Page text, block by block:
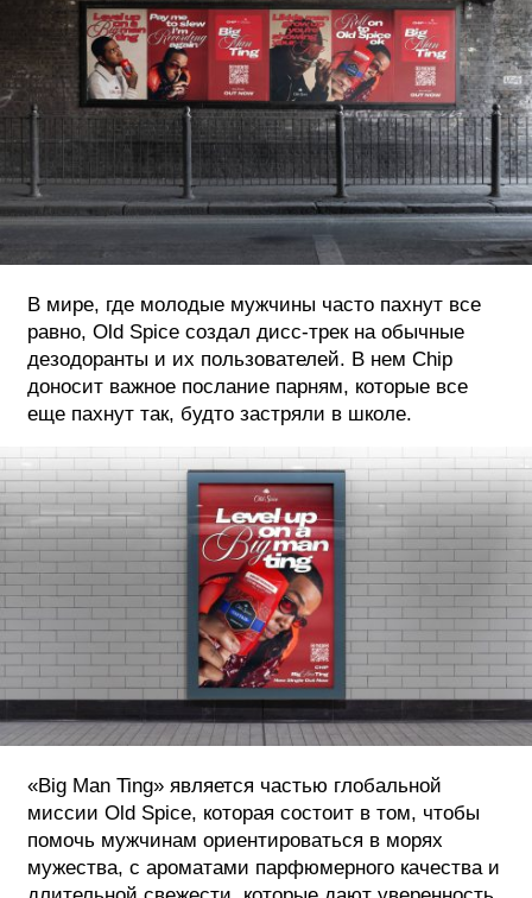
В мире, где молодые мужчины часто пахнут все
равно, Old Spice создал дисс-трек на обычные
дезодоранты и их пользователей. В нем Chip
доносит важное послание парням, которые все
еще пахнут так, будто застряли в школе.
«Big Man Ting» является частью глобальной
миссии Old Spice, которая состоит в том, чтобы
помочь мужчинам ориентироваться в морях
мужества, с ароматами парфюмерного качества и